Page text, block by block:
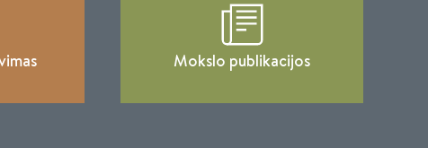
Mokslo publikacijos